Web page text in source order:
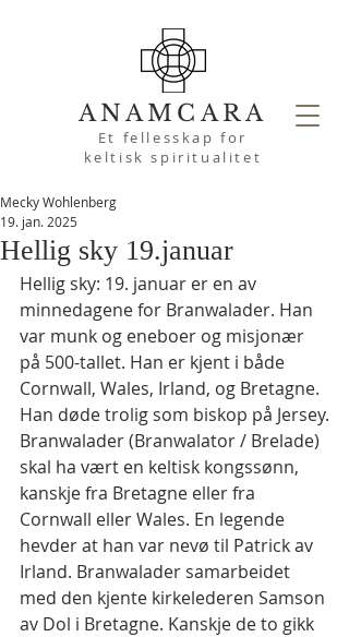
ANAMCARA
Et fellesskap for
keltisk spiritualitet
Hellig sky 19.januar
Mecky Wohlenberg
19. jan. 2025
Hellig sky: 19. januar er en av
minnedagene for Branwalader. Han
var munk og eneboer og misjonær
på 500-tallet. Han er kjent i både
Cornwall, Wales, Irland, og Bretagne.
Han døde trolig som biskop på Jersey.
Branwalader (Branwalator / Brelade)
skal ha vært en keltisk kongssønn,
kanskje fra Bretagne eller fra
Cornwall eller Wales. En legende
hevder at han var nevø til Patrick av
Irland. Branwalader samarbeidet
med den kjente kirkelederen Samson
av Dol i Bretagne. Kanskje de to gikk